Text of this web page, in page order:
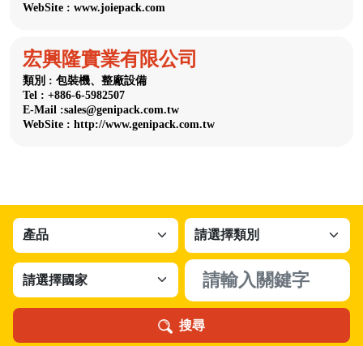
WebSite : www.joiepack.com
宏興隆實業有限公司
類別 : 包裝機、整廠設備
Tel : +886-6-5982507
E-Mail :sales@genipack.com.tw
WebSite : http://www.genipack.com.tw
搜尋